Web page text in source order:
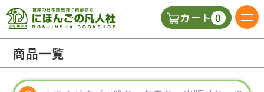
カート 0
視聴覚・補助教材
商品一覧